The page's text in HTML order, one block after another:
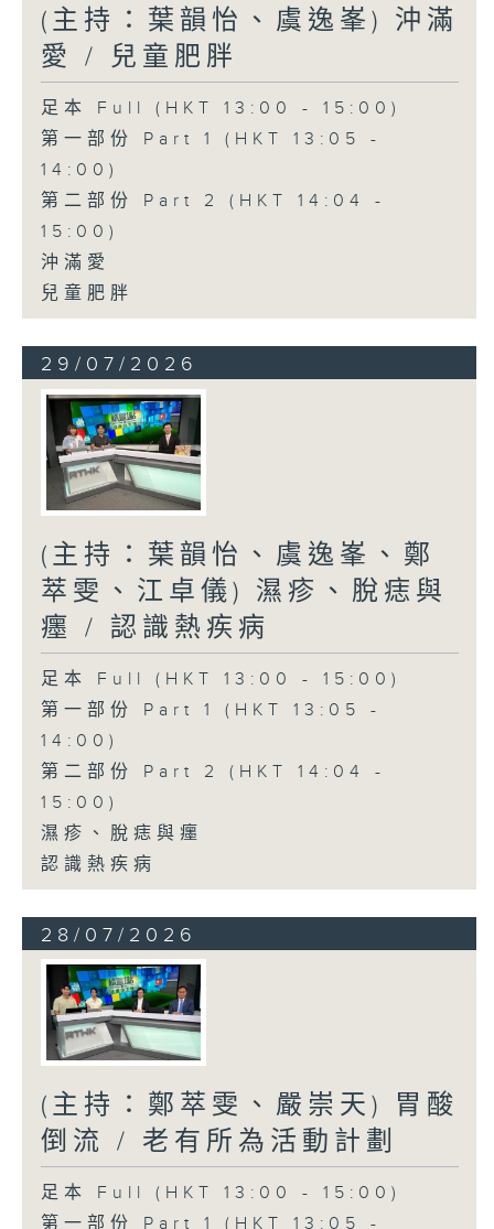
(主持：葉韻怡、虞逸峯) 沖滿
愛 / 兒童肥胖
足本 Full (HKT 13:00 - 15:00)
第一部份 Part 1 (HKT 13:05 -
14:00)
第二部份 Part 2 (HKT 14:04 -
15:00)
沖滿愛
兒童肥胖
29/07/2026
(主持：葉韻怡、虞逸峯、鄭
萃雯、江卓儀) 濕疹、脫痣與
癦 / 認識熱疾病
足本 Full (HKT 13:00 - 15:00)
第一部份 Part 1 (HKT 13:05 -
14:00)
第二部份 Part 2 (HKT 14:04 -
15:00)
濕疹、脫痣與癦
認識熱疾病
28/07/2026
(主持：鄭萃雯、嚴崇天) 胃酸
倒流 / 老有所為活動計劃
足本 Full (HKT 13:00 - 15:00)
第一部份 Part 1 (HKT 13:05 -